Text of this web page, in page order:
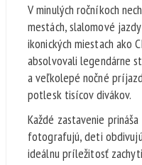
V minulých ročníkoch
mestách, slalomové
ikonických miestach ako
absolvovali legendárne
a veľkolepé nočné
potlesk tisícov divákov.
Každé zastavenie
fotografujú, deti
ideálnu príležitosť